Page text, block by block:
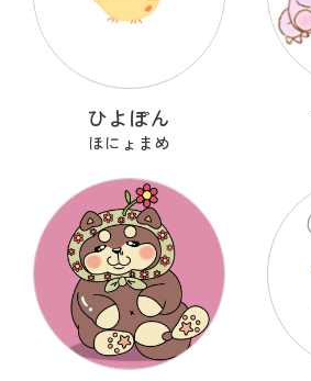
ひよぽん
ほにょまめ